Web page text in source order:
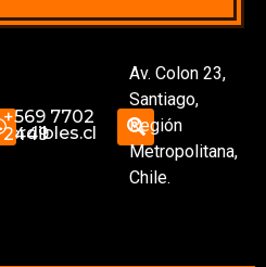
+569 7702
2449
Av. Colon 23,
Santiago,
Región
Metropolitana,
Chile.